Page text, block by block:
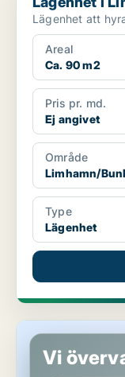
Lägenhet att
Areal
Ca. 90 m2
Pris pr. md.
Ej angivet
Område
Limhamn/
Type
Lägenhet
Lägenhet i Sofielund
Vi